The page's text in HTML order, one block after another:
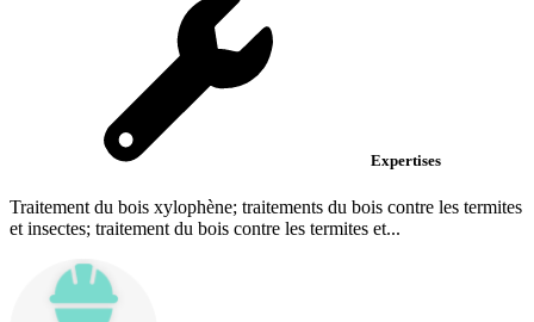
Expertises
Traitement du bois xylophène; traitements du bois contre les termites
et insectes; traitement du bois contre les termites et...